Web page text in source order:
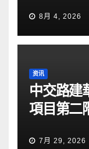
8月 4, 2026
资讯
中交路建
項目第二
7月 29, 2026